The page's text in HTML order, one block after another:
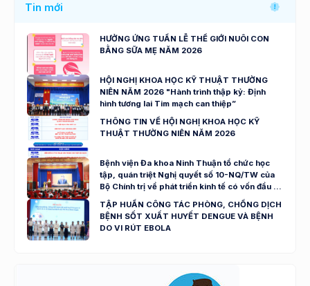
Tin mới
HƯỞNG ỨNG TUẦN LỄ THẾ GIỚI NUÔI CON
BẰNG SỮA MẸ NĂM 2026
HỘI NGHỊ KHOA HỌC KỸ THUẬT THƯỜNG
NIÊN NĂM 2026 "Hành trình thập kỷ: Định
hình tương lai Tim mạch can thiệp”
THÔNG TIN VỀ HỘI NGHỊ KHOA HỌC KỸ
THUẬT THƯỜNG NIÊN NĂM 2026
Bệnh viện Đa khoa Ninh Thuận tổ chức học
tập, quán triệt Nghị quyết số 10-NQ/TW của
Bộ Chính trị về phát triển kinh tế có vốn đầu tư
nước ngoài
TẬP HUẤN CÔNG TÁC PHÒNG, CHỐNG DỊCH
BỆNH SỐT XUẤT HUYẾT DENGUE VÀ BỆNH
DO VI RÚT EBOLA